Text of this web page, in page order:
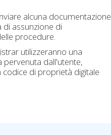
alcuna documentazione
di assunzione di
procedure.
utilizzeranno una
dall'utente,
di proprietà digitale